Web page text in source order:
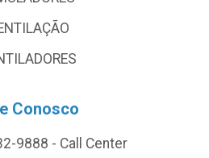
Conosco
9888 - Call Center